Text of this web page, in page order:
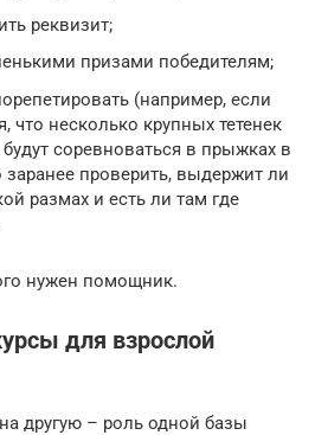
реквизит;
призами победителям;
(например, если
что несколько крупных тетенек
будут соревноваться в прыжках в
проверить, выдержит ли
размах и есть ли там где
нужен помощник.
для взрослой
другую – роль одной базы